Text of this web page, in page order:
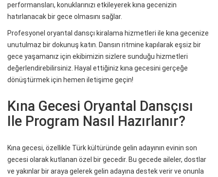
performansları, konuklarınızı etkileyerek kına gecenizin
hatırlanacak bir gece olmasını sağlar.
Profesyonel oryantal dansçı kiralama hizmetleri ile kına gecenize
unutulmaz bir dokunuş katın. Dansın ritmine kapılarak eşsiz bir
gece yaşamanız için ekibimizin sizlere sunduğu hizmetleri
değerlendirebilirsiniz. Hayal ettiğiniz kına gecesini gerçeğe
dönüştürmek için hemen iletişime geçin!
Kına Gecesi Oryantal Dansçısı
Ile Program Nasıl Hazırlanır?
Kına gecesi, özellikle Türk kültüründe gelin adayının evinin son
gecesi olarak kutlanan özel bir gecedir. Bu gecede aileler, dostlar
ve yakınlar bir araya gelerek gelin adayına destek verir ve onunla